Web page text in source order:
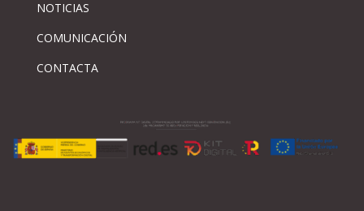
NOTICIAS
COMUNICACIÓN
CONTACTA